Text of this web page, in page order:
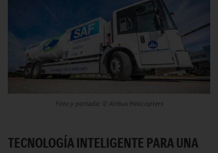
Foto y portada: © Airbus Helicopters
TECNOLOGÍA INTELIGENTE PARA UNA